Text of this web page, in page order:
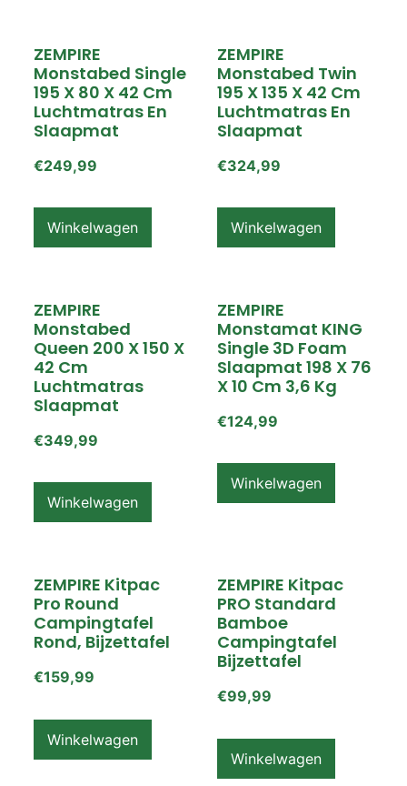
ZEMPIRE
Monstabed Single
195 X 80 X 42 Cm
Luchtmatras En
Slaapmat
€249,99
Winkelwagen
ZEMPIRE
Monstabed Twin
195 X 135 X 42 Cm
Luchtmatras En
Slaapmat
€324,99
Winkelwagen
ZEMPIRE
Monstabed
Queen 200 X 150 X
42 Cm
Luchtmatras
Slaapmat
€349,99
Winkelwagen
ZEMPIRE
Monstamat KING
Single 3D Foam
Slaapmat 198 X 76
X 10 Cm 3,6 Kg
€124,99
Winkelwagen
ZEMPIRE Kitpac
Pro Round
Campingtafel
Rond, Bijzettafel
€159,99
Winkelwagen
ZEMPIRE Kitpac
PRO Standard
Bamboe
Campingtafel
Bijzettafel
€99,99
Winkelwagen